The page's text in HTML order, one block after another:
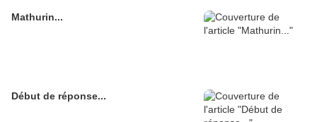
Mathurin...
Début de réponse...